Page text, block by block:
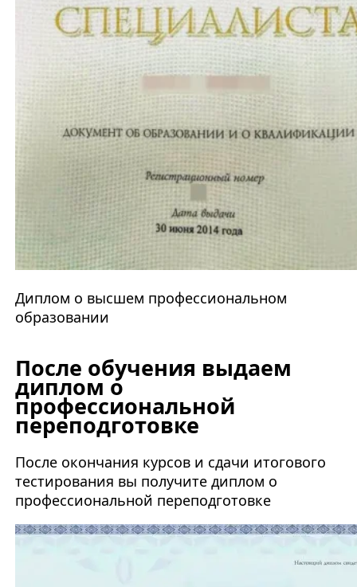
Диплом о высшем профессиональном
образовании
После обучения выдаем
диплом о
профессиональной
переподготовке
После окончания курсов и сдачи итогового
тестирования вы получите диплом о
профессиональной переподготовке